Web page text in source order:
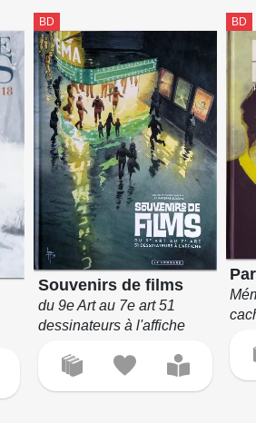
BD
Souvenirs de films
du 9e Art au 7e art 51
dessinateurs à l'affiche
BD